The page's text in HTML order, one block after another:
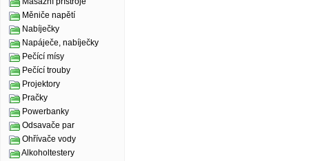
Měniče napětí
Nabíječky
Napáječe, nabíječky
Pečící mísy
Pečící trouby
Projektory
Pračky
Powerbanky
Odsavače par
Ohřívače vody
Alkoholtestery